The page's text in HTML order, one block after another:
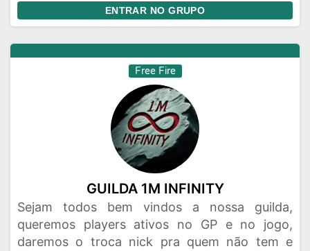
ENTRAR NO GRUPO
Free Fire
GUILDA 1M INFINITY
Sejam todos bem vindos a nossa guilda,
queremos players ativos no GP e no jogo,
daremos o troca nick pra quem não tem e